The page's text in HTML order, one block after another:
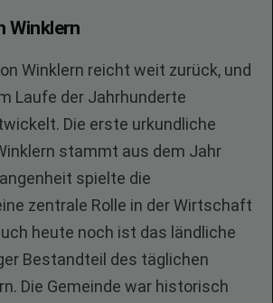
Winklern
Winklern reicht weit zurück, und
Laufe der Jahrhunderte
Die erste urkundliche
stammt aus dem Jahr
spielte die
zentrale Rolle in der Wirtschaft
heute noch ist das ländliche
Bestandteil des täglichen
Die Gemeinde war historisch